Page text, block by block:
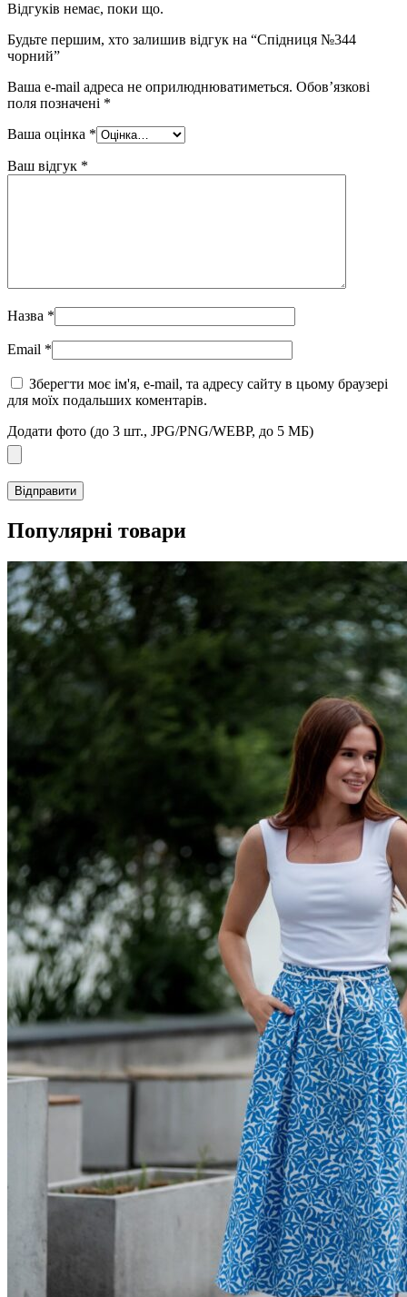
Відгуків немає, поки що.
Будьте першим, хто залишив відгук на “Спідниця №344
чорний”
Ваша e-mail адреса не оприлюднюватиметься. Обов’язкові
поля позначені *
Ваша оцінка *
Ваш відгук *
Назва *
Email *
Зберегти моє ім'я, e-mail, та адресу сайту в цьому браузері
для моїх подальших коментарів.
Додати фото (до 3 шт., JPG/PNG/WEBP, до 5 МБ)
Популярні товари